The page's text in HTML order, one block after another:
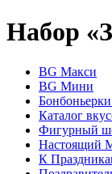
Набор
BG Макси
BG Мини
Каталог
Фигурный
Настоящий
К